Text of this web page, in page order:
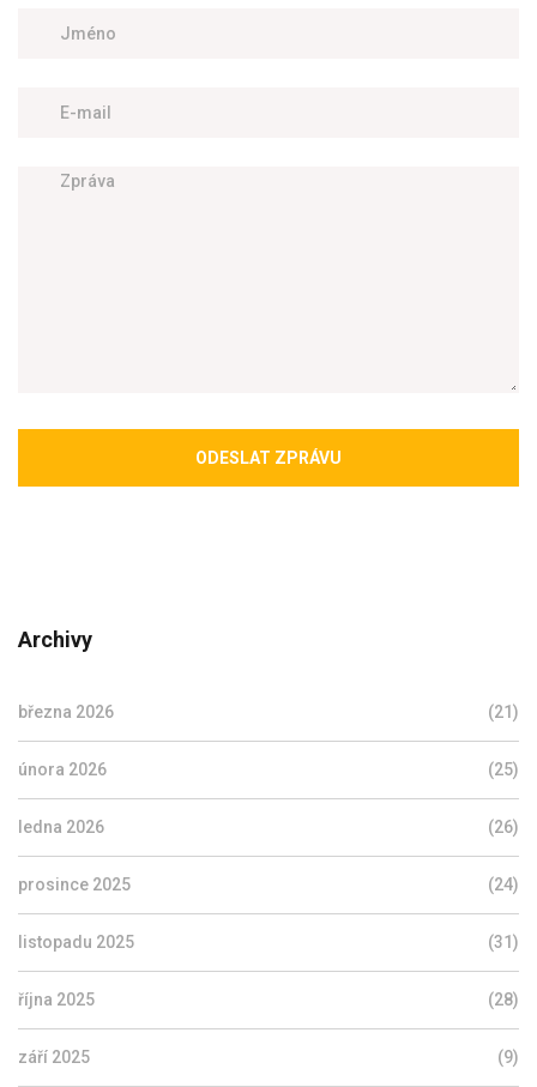
ODESLAT ZPRÁVU
Archivy
března 2026 (21)
února 2026 (25)
ledna 2026 (26)
prosince 2025 (24)
listopadu 2025 (31)
října 2025 (28)
září 2025 (9)